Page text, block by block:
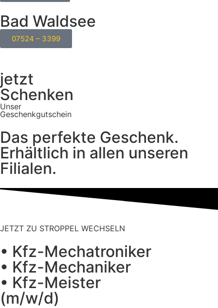
Bad Waldsee
07524 – 3399
jetzt
Schenken
Unser
Geschenkgutschein
Das perfekte Geschenk.
Erhältlich in allen unseren
Filialen.
JETZT ZU STROPPEL WECHSELN
• Kfz-Mechatroniker
• Kfz-Mechaniker
• Kfz-Meister
(m/w/d)